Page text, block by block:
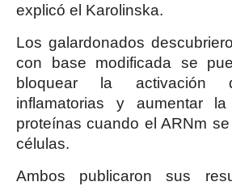
explicó el Karolinska.
Los galardonados
con base modificada se
bloquear la activación
inflamatorias y aumentar
proteínas cuando el ARNm
células.
Ambos publicaron sus